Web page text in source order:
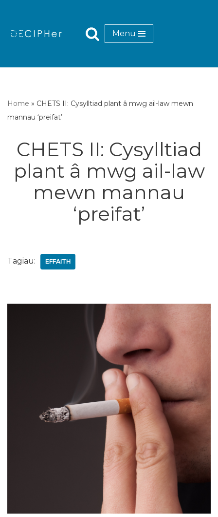
Menu
Home » CHETS II: Cysylltiad plant â mwg ail-law mewn
mannau ‘preifat’
CHETS II: Cysylltiad
plant â mwg ail-law
mewn mannau
‘preifat’
Tagiau: EFFAITH